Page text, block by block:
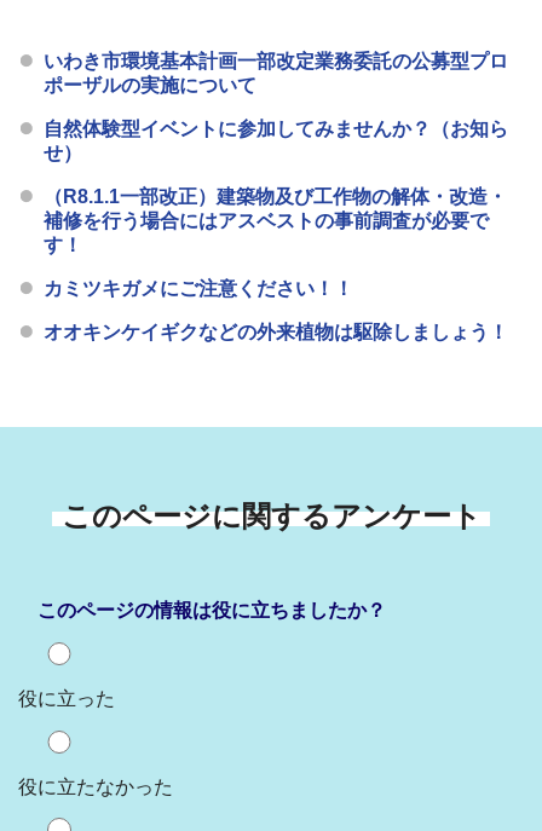
いわき市環境基本計画一部改定業務委託の公募型プロ
ポーザルの実施について
自然体験型イベントに参加してみませんか？（お知ら
せ）
（R8.1.1一部改正）建築物及び工作物の解体・改造・
補修を行う場合にはアスベストの事前調査が必要で
す！
カミツキガメにご注意ください！！
オオキンケイギクなどの外来植物は駆除しましょう！
このページに関するアンケート
このページの情報は役に立ちましたか？
役に立った
役に立たなかった